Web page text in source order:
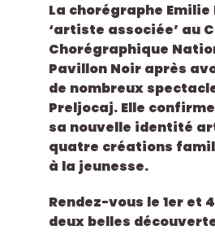
La chorégraphe Emilie
‘artiste associée’ au
Chorégraphique
Pavillon Noir après
de nombreux
Preljocaj. Elle
sa nouvelle identité
quatre créations
à la jeunesse.
Rendez-vous le 1er et
deux belles